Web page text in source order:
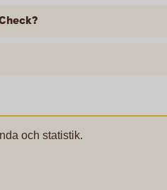
och statistik.